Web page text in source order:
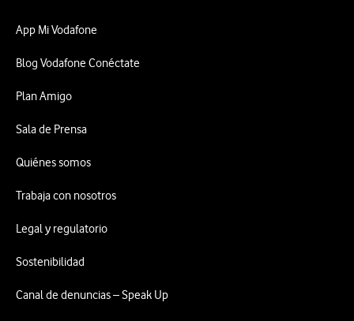
App Mi Vodafone
Blog Vodafone Conéctate
Plan Amigo
Sala de Prensa
Quiénes somos
Trabaja con nosotros
Legal y regulatorio
Sostenibilidad
Canal de denuncias – Speak Up